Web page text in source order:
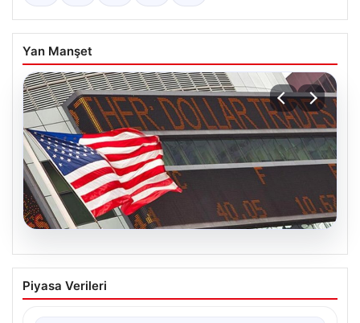
Yan Manşet
05.08.2026
FED faiz kararı ne zaman açıklanacak?
Nisan ayı faiz beklentisi belli oldu
Piyasa Verileri